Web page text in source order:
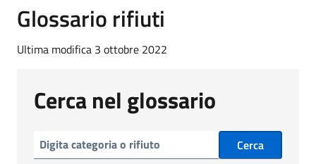
Glossario rifiuti
Ultima modifica 3 ottobre 2022
Cerca nel glossario
Cerca